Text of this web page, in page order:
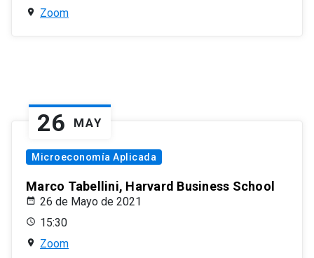
Zoom
26 MAY
Microeconomía Aplicada
Marco Tabellini, Harvard Business School
26 de Mayo de 2021
15:30
Zoom